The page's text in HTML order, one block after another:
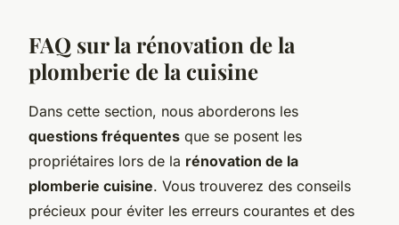
FAQ sur la rénovation de la
plomberie de la cuisine
Dans cette section, nous aborderons les
questions fréquentes que se posent les
propriétaires lors de la rénovation de la
plomberie cuisine. Vous trouverez des conseils
précieux pour éviter les erreurs courantes et des